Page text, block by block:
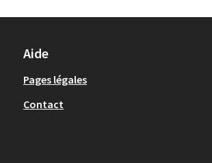
Aide
Pages légales
Contact